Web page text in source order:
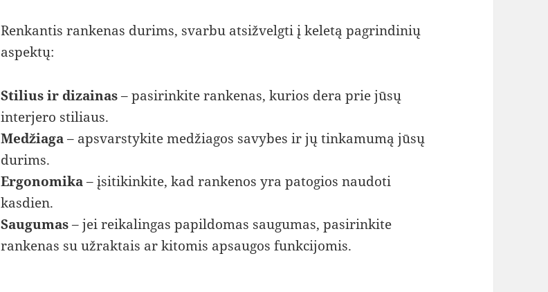
Renkantis rankenas durims, svarbu atsižvelgti į keletą pagrindinių
aspektų:
Stilius ir dizainas– pasirinkite rankenas, kurios dera prie jūsų
interjero stiliaus.
Medžiaga– apsvarstykite medžiagos savybes ir jų tinkamumą jūsų
durims.
Ergonomika– įsitikinkite, kad rankenos yra patogios naudoti
kasdien.
Saugumas– jei reikalingas papildomas saugumas, pasirinkite
rankenas su užraktais ar kitomis apsaugos funkcijomis.